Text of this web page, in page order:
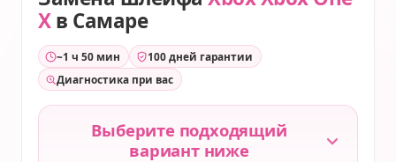
Xв Самаре
~1 ч 50 мин
100 дней гарантии
Диагностика при вас
Выберите подходящий
вариант ниже